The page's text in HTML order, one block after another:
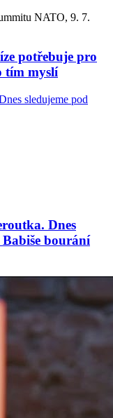
NATO, 9. 7.
potřebuje pro
tím myslí
Dnes
bourání